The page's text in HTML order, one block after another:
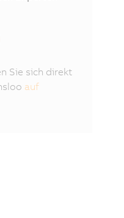
Sie sich direkt
auf